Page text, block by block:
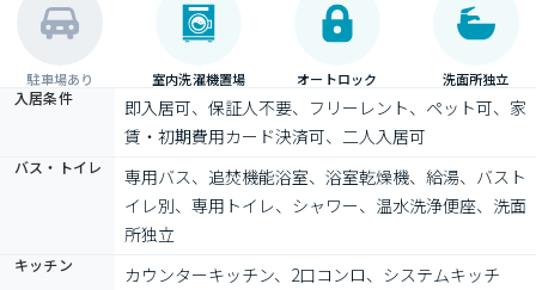
駐車場あり 室内洗濯機置場 オートロック 洗面所独立
入居条件
即入居可、保証人不要、フリーレント、ペット可、家
賃・初期費用カード決済可、二人入居可
バス・トイレ
専用バス、追焚機能浴室、浴室乾燥機、給湯、バスト
イレ別、専用トイレ、シャワー、温水洗浄便座、洗面
所独立
キッチン
カウンターキッチン、2口コンロ、システムキッチ